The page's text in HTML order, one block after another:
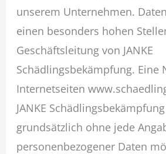
unserem Unternehmen.
einen besonders hohen
Geschäftsleitung von JANKE
Schädlingsbekämpfung. Eine
Internetseiten
JANKE
grundsätzlich ohne jede
personenbezogener Daten